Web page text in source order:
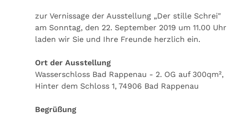
zur Vernissage der Ausstellung „Der stille Schrei"
am Sonntag, den 22. September 2019 um 11.00 Uhr
laden wir Sie und Ihre Freunde herzlich ein.
Ort der Ausstellung
Wasserschloss Bad Rappenau - 2. OG auf 300qm²,
Hinter dem Schloss 1, 74906 Bad Rappenau
Begrüßung